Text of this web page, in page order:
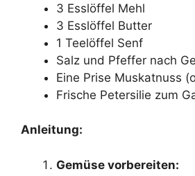
3 Esslöffel Mehl
3 Esslöffel Butter
1 Teelöffel Senf
Salz und Pfeffer nach
Eine Prise Muskatnuss
Frische Petersilie zum
Anleitung:
Gemüse vorbereiten: